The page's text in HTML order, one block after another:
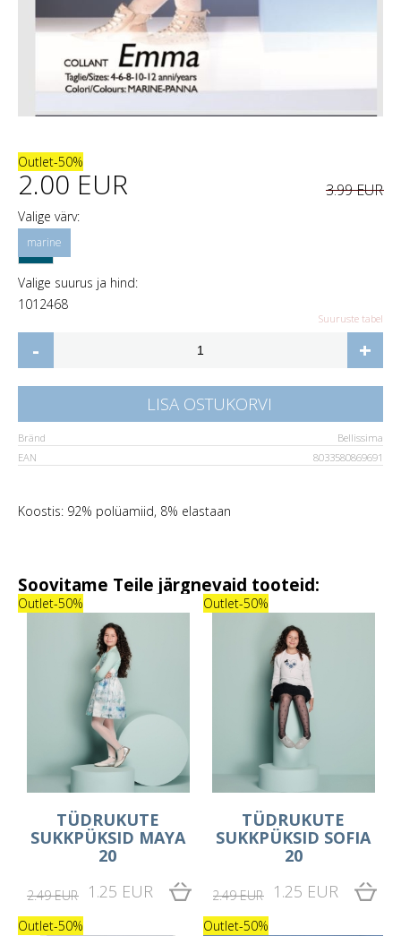
Outlet-50%
3.99 EUR
2.00 EUR
Valige värv:
Valige suurus ja hind:
1012468
Suuruste tabel
- +
LISA OSTUKORVI
Bränd
Bellissima
EAN
8033580869691
Koostis: 92% polüamiid, 8% elastaan
Soovitame Teile järgnevaid tooteid:
Outlet-50%
TÜDRUKUTE
SUKKPÜKSID MAYA
20
2.49 EUR 1.25 EUR
Outlet-50%
TÜDRUKUTE
SUKKPÜKSID SOFIA
20
2.49 EUR 1.25 EUR
Outlet-50% Outlet-50%